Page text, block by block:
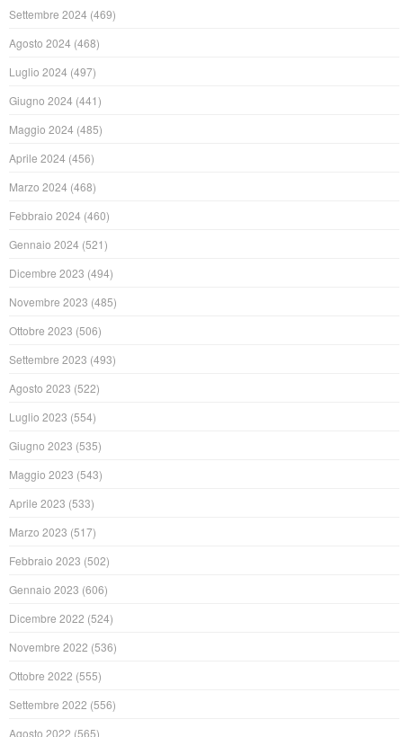
Settembre 2024 (469)
Agosto 2024 (468)
Luglio 2024 (497)
Giugno 2024 (441)
Maggio 2024 (485)
Aprile 2024 (456)
Marzo 2024 (468)
Febbraio 2024 (460)
Gennaio 2024 (521)
Dicembre 2023 (494)
Novembre 2023 (485)
Ottobre 2023 (506)
Settembre 2023 (493)
Agosto 2023 (522)
Luglio 2023 (554)
Giugno 2023 (535)
Maggio 2023 (543)
Aprile 2023 (533)
Marzo 2023 (517)
Febbraio 2023 (502)
Gennaio 2023 (606)
Dicembre 2022 (524)
Novembre 2022 (536)
Ottobre 2022 (555)
Settembre 2022 (556)
Agosto 2022 (565)